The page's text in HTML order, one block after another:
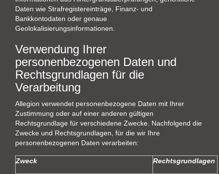
Daten wie Strafregistereinträge, Finanz- und
Bankkontodaten oder genaue
Geolokalisierungsinformationen.
Verwendung Ihrer
personenbezogenen Daten und
Rechtsgrundlagen für die
Verarbeitung
Allegion verwendet personenbezogene Daten mit Ihrer
Zustimmung oder auf einer anderen gültigen
Rechtsgrundlage für verschiedene Zwecke. Nachfolgend die
Zwecke und Rechtsgrundlagen, für die wir Ihre
personenbezogenen Daten verarbeiten:
Zweck Rechtsgrundlagen